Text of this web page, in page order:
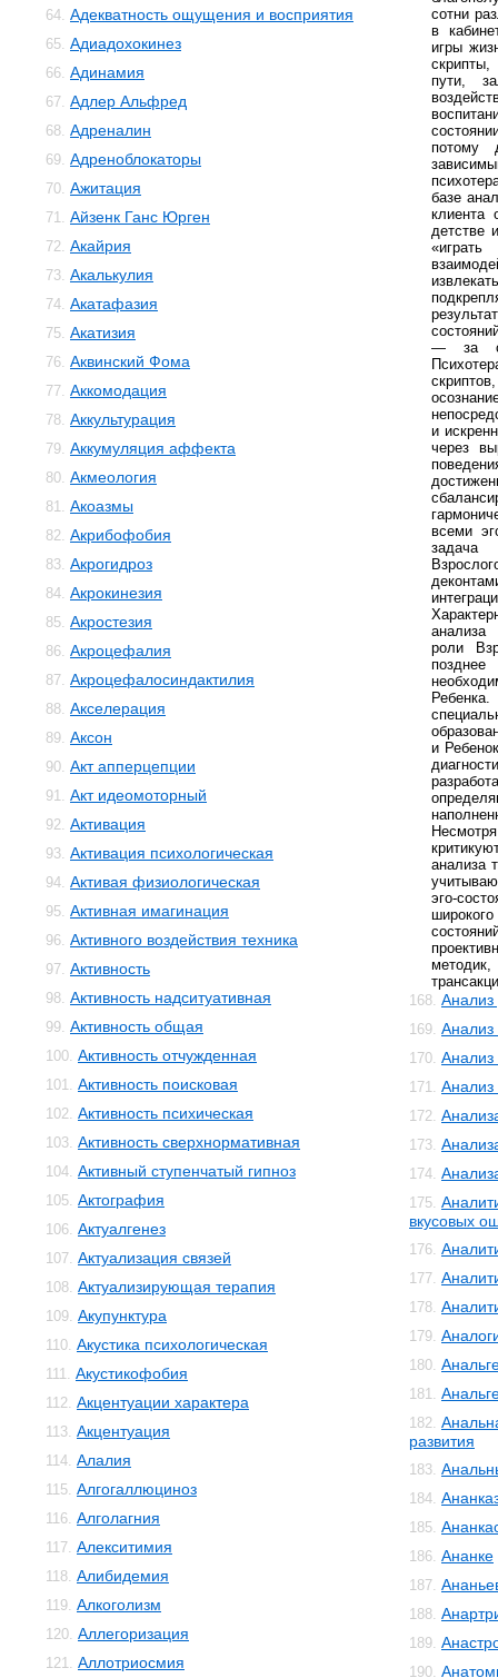
64. Адекватность ощущения и восприятия
65. Адиадохокинез
66. Адинамия
67. Адлер Альфред
68. Адреналин
69. Адреноблокаторы
70. Ажитация
71. Айзенк Ганс Юрген
72. Акайрия
73. Акалькулия
74. Акатафазия
75. Акатизия
76. Аквинский Фома
77. Аккомодация
78. Аккультурация
79. Аккумуляция аффекта
80. Акмеология
81. Акоазмы
82. Акрибофобия
83. Акрогидроз
84. Акрокинезия
85. Акростезия
86. Акроцефалия
87. Акроцефалосиндактилия
88. Акселерация
89. Аксон
90. Акт апперцепции
91. Акт идеомоторный
92. Активация
93. Активация психологическая
94. Активая физиологическая
95. Активная имагинация
96. Активного воздействия техника
97. Активность
98. Активность надситуативная
99. Активность общая
100. Активность отчужденная
101. Активность поисковая
102. Активность психическая
103. Активность сверхнормативная
104. Активный ступенчатый гипноз
105. Актография
106. Актуалгенез
107. Актуализация связей
108. Актуализирующая терапия
109. Акупунктура
110. Акустика психологическая
111. Акустикофобия
112. Акцентуации характера
113. Акцентуация
114. Алалия
115. Алгогаллюциноз
116. Алголагния
117. Алекситимия
118. Алибидемия
119. Алкоголизм
120. Аллегоризация
121. Аллотриосмия
сотни
в
игры
скрипты,
пути,
потому
базе
клиента
детстве
— за
и
через
всеми
задача
анализа
роли
и
анализа
эго-
168. Анализ
169.
170. Анализ
171. Анализ
172.
173.
174.
175.
вкусовых
176.
177.
178.
179.
180.
181.
182.
развития
183.
184.
185.
186. Ананке
187.
188.
189.
190.